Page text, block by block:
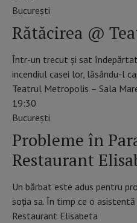
Bucureşti
Rătăcirea @
Într-un trecut și sat
incendiul casei lor, lăsându-l
Teatrul Metropolis – Sala
19:30
Bucureşti
Probleme în
Restaurant
Un bărbat este adus pentru
soția sa. În timp ce o
Restaurant Elisabeta